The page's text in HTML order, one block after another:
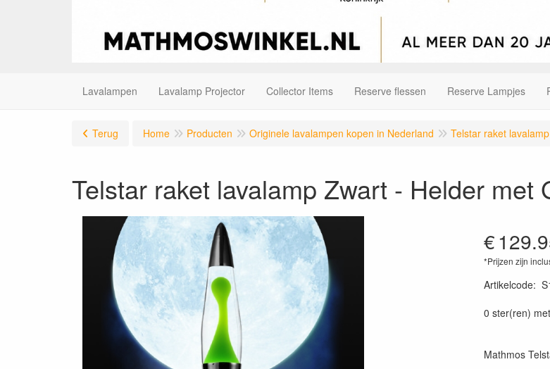
Lavalampen Lavalamp Projector Collector Items Reserve flessen Reserve Lampjes
Terug Home Producten Originele lavalampen kopen in Nederland Telstar raket
Telstar raket lavalamp Zwart - Helder met
€
*Prijzen zijn
Artikelcode:
0 ster(ren)
Mathmos